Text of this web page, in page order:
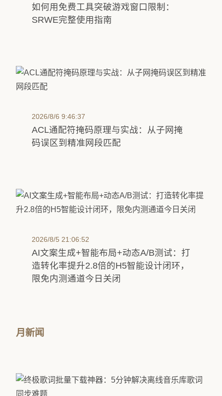
如何用免费工具突破游戏窗口限制：
SRWE完整使用指南
2026/8/6 9:46:37
ACL通配符掩码原理与实战：从子网掩
码误区到精准网段匹配
2026/8/5 21:06:52
AI文案生成+智能布局+动态A/B测试：打
造转化率提升2.8倍的H5智能设计闭环，
限免内测通道今日关闭
月新闻